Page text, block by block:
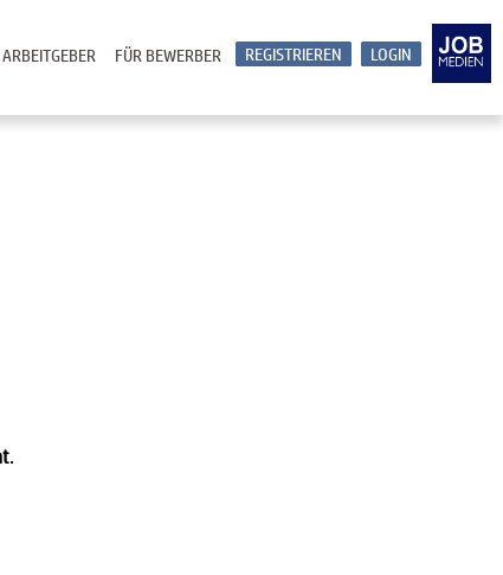
LOGIN
REGISTRIEREN
FÜR BEWERBER
.